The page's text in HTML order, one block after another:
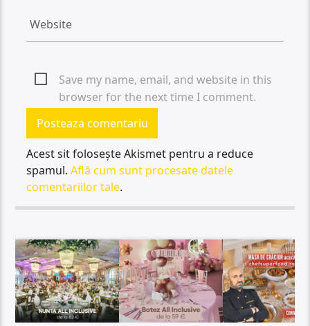
Save my name, email, and website in this
browser for the next time I comment.
Acest sit folosește Akismet pentru a reduce
spamul.Află cum sunt procesate datele
comentariilor tale.